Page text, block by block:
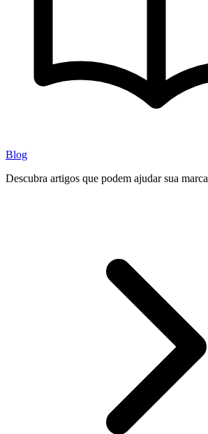
Blog
Descubra artigos que podem ajudar sua marca